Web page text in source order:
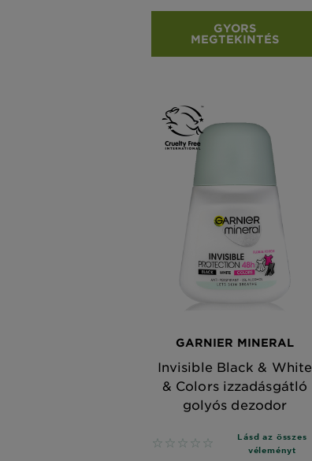
GYORS
MEGTEKINTÉS
GARNIER MINERAL
Invisible Black & White
& Colors izzadásgátló
golyós dezodor
No reviews
Lásd az összes
véleményt